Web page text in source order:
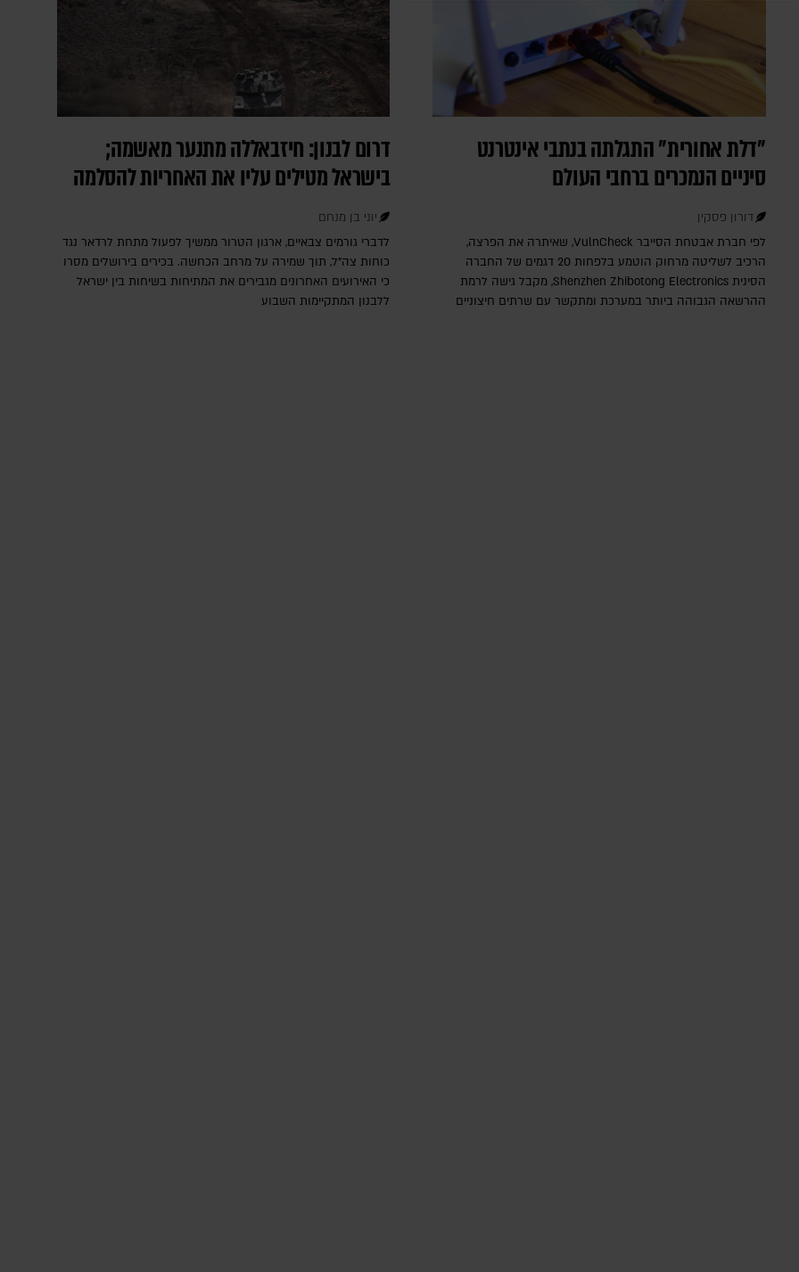
"דלת אחורית" התגלתה בנתבי אינטרנט
סיניים הנמכרים ברחבי העולם
דורון פסקין
לפי חברת אבטחת הסייבר VulnCheck‎, שאיתרה את הפרצה,
הרכיב לשליטה מרחוק הוטמע בלפחות 20 דגמים של החברה
הסינית Shenzhen Zhibotong Electronics‎, מקבל גישה לרמת
ההרשאה הגבוהה ביותר במערכת ומתקשר עם שרתים חיצוניים
דרום לבנון: חיזבאללה מתנער מאשמה;
בישראל מטילים עליו את האחריות להסלמה
יוני בן מנחם
לדברי גורמים צבאיים, ארגון הטרור ממשיך לפעול מתחת לרדאר נגד
כוחות צה"ל, תוך שמירה על מרחב הכחשה. בכירים בירושלים מסרו
כי האירועים האחרונים מגבירים את המתיחות בשיחות בין ישראל
ללבנון המתקיימות השבוע